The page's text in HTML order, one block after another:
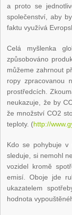
a proto se
společenství, aby
faktu využívá
Celá myšlenka
způsobováno
můžeme zahrnout
ropy zpracovanou
prostředcích.
neukazuje, že by
že množství CO2
teploty. (http://
Kdo se pohybuje v
sleduje, si nemohl
vozidel kromě
emisí. Oboje jde
ukazatelem
hodnota